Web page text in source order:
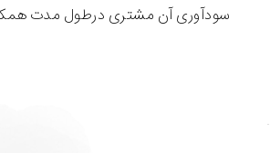
سودآوری آن مشتری درطول مدت